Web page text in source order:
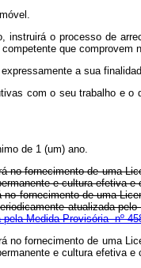
o processo de
que
a sua
com o seu trabalho e
de 1 (um) ano.
no fornecimento de uma
e cultura efetiva
fornecimento de uma
atualizada
pela Medida Provisória nº
no fornecimento de uma
e cultura efetiva